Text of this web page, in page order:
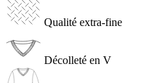
Qualité extra-fine
Décolleté en V